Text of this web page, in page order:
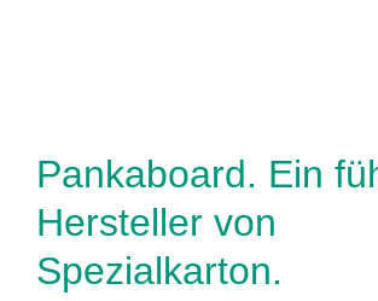
Pankaboard. Ein
Hersteller von
Spezialkarton.